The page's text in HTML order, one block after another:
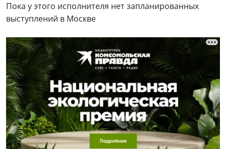
Пока у этого исполнителя нет запланированных
выступлений в Москве